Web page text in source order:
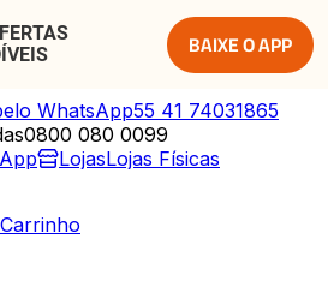
BAIXE O APP
WhatsApp55 41 74031865
0800 080 0099
LojasLojas Físicas
Carrinho